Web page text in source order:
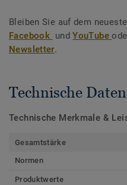
Bleiben Sie auf dem
Facebook undYouTube
Newsletter.
Technische Daten
Technische Merkmale &
Gesamtstärke
Normen
Produktwerte